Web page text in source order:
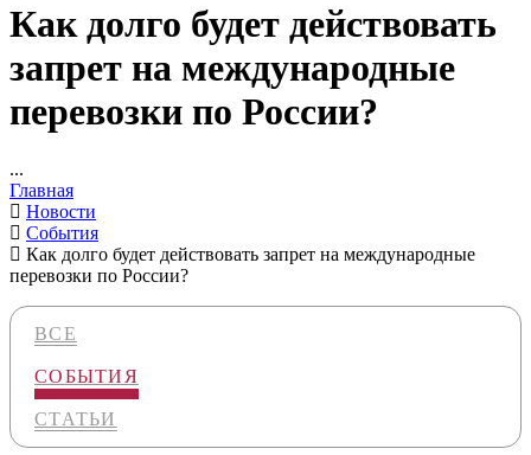
Как долго будет действовать
запрет на международные
перевозки по России?
...
Главная
Новости
События
Как долго будет действовать запрет на международные
перевозки по России?
ВСЕ
СОБЫТИЯ
СТАТЬИ